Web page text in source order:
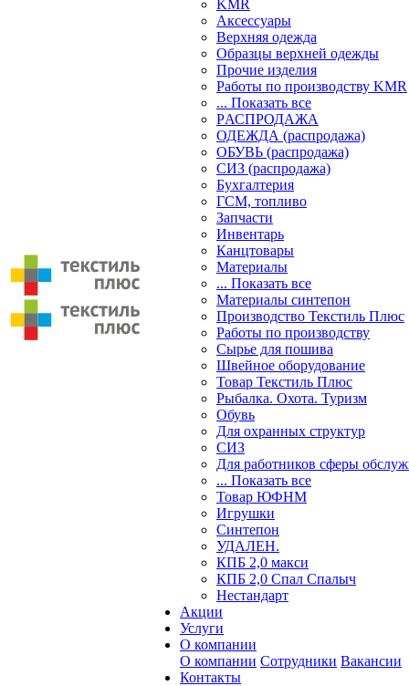
KMR
Аксессуары
Верхняя одежда
Образцы верхней одежды
Прочие изделия
Работы по производству KMR
... Показать все
PАСПРОДАЖА
ОДЕЖДА (распродажа)
ОБУВЬ (распродажа)
СИЗ (распродажа)
Бухгалтерия
ГСМ, топливо
Запчасти
Инвентарь
Канцтовары
Материалы
... Показать все
Материалы синтепон
Производство Текстиль Плюс
Работы по производству
Сырье для пошива
Швейное оборудование
Товар Текстиль Плюс
Рыбалка. Охота. Туризм
Обувь
Для охранных структур
СИЗ
Для работников сферы
... Показать все
Товар ЮФНМ
Игрушки
Синтепон
УДАЛЕН.
КПБ 2,0 макси
КПБ 2,0 Спал Спалыч
Нестандарт
Акции
Услуги
О компании
О компании Сотрудники Вакансии
Контакты